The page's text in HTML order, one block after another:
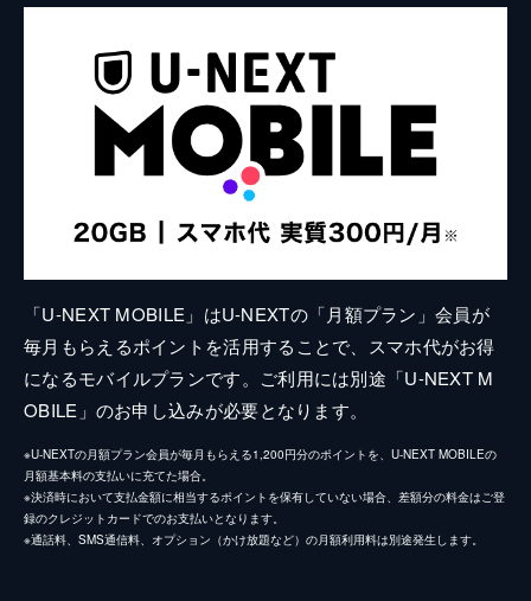
「U-NEXT MOBILE」はU-NEXTの「月額プラン」会員が
毎月もらえるポイントを活用することで、スマホ代がお得
になるモバイルプランです。ご利用には別途「U-NEXT M
OBILE」のお申し込みが必要となります。
※U-NEXTの月額プラン会員が毎月もらえる1,200円分のポイントを、U-NEXT MOBILEの
月額基本料の支払いに充てた場合。
※決済時において支払金額に相当するポイントを保有していない場合、差額分の料金はご登
録のクレジットカードでのお支払いとなります。
※通話料、SMS通信料、オプション（かけ放題など）の月額利用料は別途発生します。